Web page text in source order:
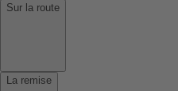
Sur la route
La remise